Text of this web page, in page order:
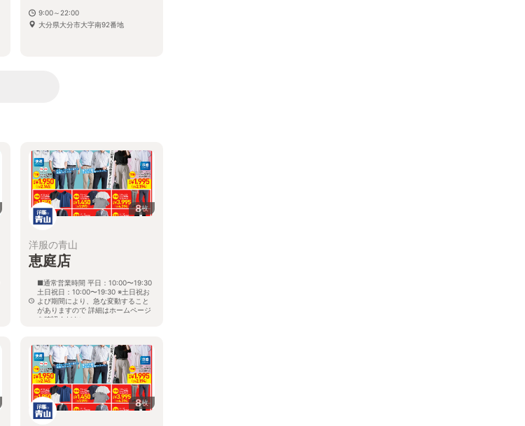
9:00～22:00
大分県大分市大字南92番地
8枚
洋服の青山
恵庭店
■通常営業時間 平日：10:00〜19:30
土日祝日：10:00〜19:30 ※土日祝お
よび期間により、急な変動すること
がありますので 詳細はホームページ
を確認ください
8枚